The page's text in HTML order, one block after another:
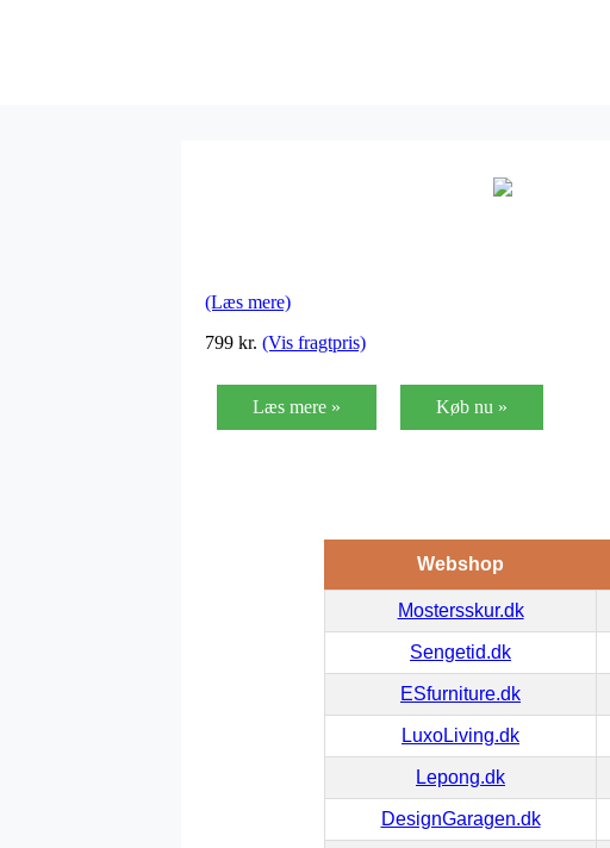
(Læs mere)
799 kr. (Vis fragtpris)
Læs mere » Køb nu »
Webshop
Mostersskur.dk
Sengetid.dk
ESfurniture.dk
LuxoLiving.dk
Lepong.dk
DesignGaragen.dk